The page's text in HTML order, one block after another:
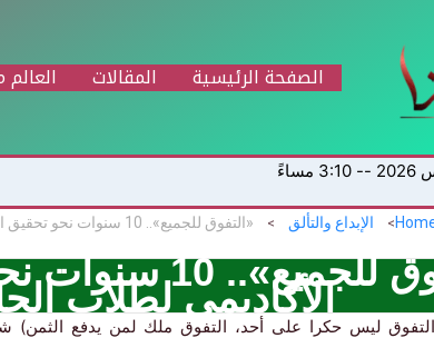
الصفحة الرئيسية المقالات
الإبداع والتألق
«التفوق
الأكاديمي لطلاب
ليس حكرا على أحد، التفوق ملك لمن يدفع الثمن)